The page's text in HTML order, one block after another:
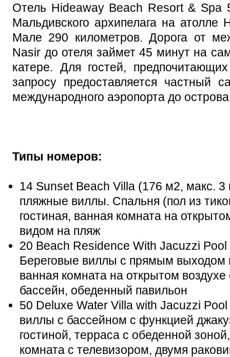
Отель Hideaway Beach Resort & Spa
Мальдивского архипелага на атолле
Мале 290 километров. Дорога от
Nasir до отеля займет 45 минут на
катере. Для гостей,
запросу предоставляется частный
международного аэропорта до
Типы номеров:
14 Sunset Beach Villa (176 м2, макс.
пляжные виллы. Спальня (пол из
гостиная, ванная комната на
видом на пляж
20 Beach Residence With Jacuzzi
Береговые виллы с прямым выходом
ванная комната на открытом
бассейн, обеденный павильон
50 Deluxe Water Villa with Jacuzzi
виллы с бассейном с функцией
гостиной, терраса с обеденной
комната с телевизором, двумя